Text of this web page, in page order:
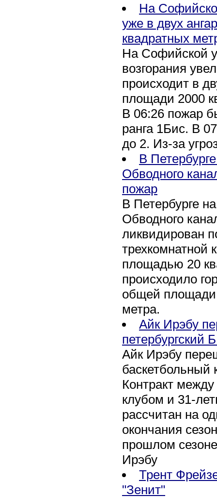
На
уже в двух
квадратных
На Софийской
возгорания
происходит в
площади 2000
В 06:26 пожар
ранга 1Бис. В
до 2. Из-за
В
Обводного
пожар
В Петербурге
Обводного
ликвидирован
трехкомнатной
площадью 20
происходило
общей площади
метра.
Айк Ирэбу
петербургский
Айк Ирэбу
баскетбольный
Контракт между
клубом и 31-
рассчитан на
окончания
прошлом
Ирэбу
Трент
"Зенит"